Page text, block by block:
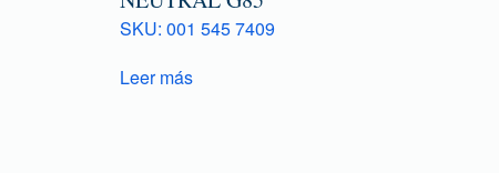
SKU: 001 545 7409
Leer más